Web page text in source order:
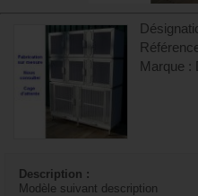
Marque :
Description :
Modèle suivant description